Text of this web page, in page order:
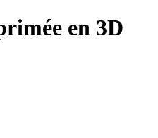
en 3D